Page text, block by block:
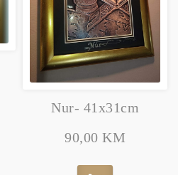
Nur- 41x31cm
90,00 KM